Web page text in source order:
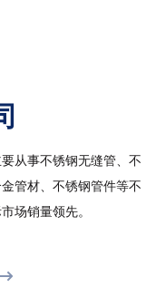
从事不锈钢无缝管、不
管材、不锈钢管件等不
场销量领先。